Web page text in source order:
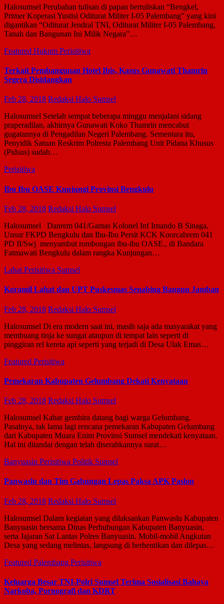
Halosumsel Perubahan tulisan di papan bertuliskan “Bengkel,
Primer Koperasi Yustisi Oditurat Militer I-05 Palembang” yang kini
digantikan “Oditurat Jendral TNI, Oditurat Militer I-05 Palembang,
Tanah dan Bangunan Ini Milik Negara”…
Featured Hukum Perisitiwa
Terkait Pembangunan Hotel Ibis, Kasus Gunawati Thamrin
Segera Disidangkan
Feb 28, 2018 Redaksi Halo Sumsel
Halosumsel Setelah sempat beberapa minggu menjalani sidang
praperadilan, akhirnya Gunawati Koko Thamrin mencabut
gugatannya di Pengadilan Negeri Palembang. Sementara itu,
Penyidik Satuan Reskrim Polresta Palembang Unit Pidana Khusus
(Pidsus) sudah…
Perisitiwa
Ibu Ibu OASE Kunjungi Provinsi Bengkulu
Feb 28, 2018 Redaksi Halo Sumsel
Halosumsel Danrem 041/Gamas Kolonel Inf Irnando B Sinaga,
Unsur FKPD Bengkulu dan Ibu-Ibu Persit KCK Koorcabrem 041
PD II/Swj menyambut rombongan ibu-ibu OASE., di Bandara
Fatmawati Bengkulu dalam rangka Kunjungan…
Lahat Perisitiwa Sumsel
Koramil Lahat dan UPT Puskesmas Senabing Bangun Jamban
Feb 28, 2018 Redaksi Halo Sumsel
Halosumsel Di era modern saat ini, masih saja ada masyarakat yang
membuang tinja ke sungai ataupun di tempat lain seperti di
pinggiran rel kereta api seperti yang terjadi di Desa Ulak Emas…
Featured Perisitiwa
Pemekaran Kabupaten Gelumbang Dekati Kenyataan
Feb 28, 2018 Redaksi Halo Sumsel
Halosumsel Kabar gembira datang bagi warga Gelumbang.
Pasalnya, tak lama lagi rencana pemekaran Kabupaten Gelumbang
dari Kabupaten Muara Enim Provinsi Sumsel mendekati kenyataan.
Hal ini ditandai dengan telah diserahkannya surat…
Banyuasin Perisitiwa Politik Sumsel
Panwaslu dan Tim Gabungan Lepas Paksa APK Paslon
Feb 28, 2018 Redaksi Halo Sumsel
Halosumsel Dalam kegiatan yang dilaksankan Panwaslu Kabupaten
Banyuasin bersama Dinas Perhubungan Kabupaten Banyuasin,
serta Jajaran Sat Lantas Polres Banyuasin. Mobil-mobil Angkutan
Desa yang sedang melintas, langsung di berhentikan dan dilepas…
Featured Palembang Perisitiwa
Keluarga Besar TNI-Polri Sumsel Terima Sosialisasi Bahaya
Narkoba, Pornografi dan KDRT